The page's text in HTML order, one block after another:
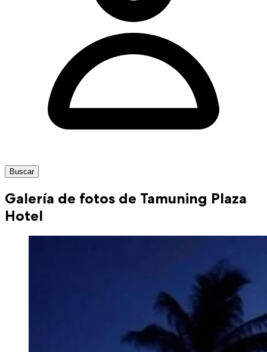
Buscar
Galería de fotos de Tamuning Plaza
Hotel